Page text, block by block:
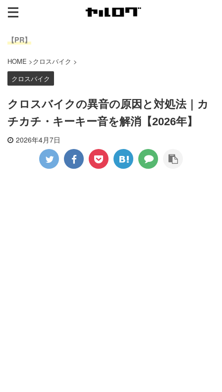
【PR】
HOME >クロスバイク >
クロスバイク
クロスバイクの異音の原因と対処法｜カ
チカチ・キーキー音を解消【2026年】
2026年4月7日